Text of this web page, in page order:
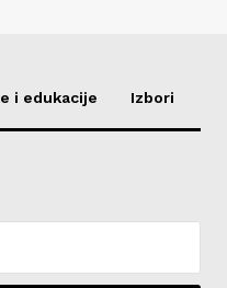
i edukacije Izbori